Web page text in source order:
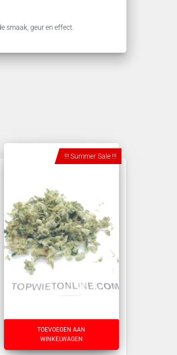
smaak, geur en effect.
!!! Summer Sale !!!
TOEVOEGEN AAN
WINKELWAGEN